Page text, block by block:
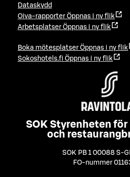
Dataskydd
Oiva-rapporter Öppnas i ny flik
Arbetsplatser Öppnas i ny flik
Boka mötesplatser Öppnas i ny flik
Sokoshotels.fi Öppnas i ny flik
SOK Styrenheten
och
SOK PB 1 00088 S-
FO-nummer